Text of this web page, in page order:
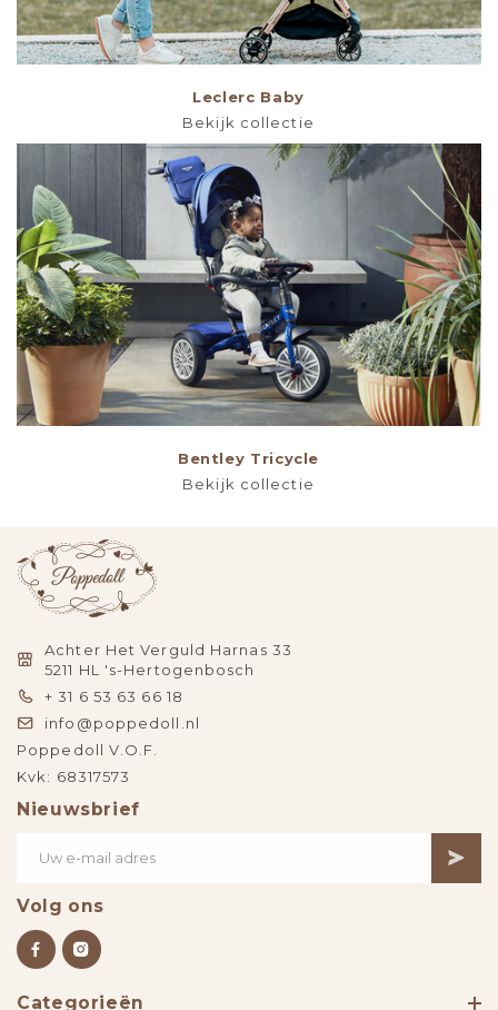
Leclerc Baby
Bekijk collectie
Bentley Tricycle
Bekijk collectie
Achter Het Verguld Harnas 33
5211 HL 's-Hertogenbosch
+ 31 6 53 63 66 18
info@poppedoll.nl
Poppedoll V.O.F.
Kvk: 68317573
Nieuwsbrief
Volg ons
Categorieën